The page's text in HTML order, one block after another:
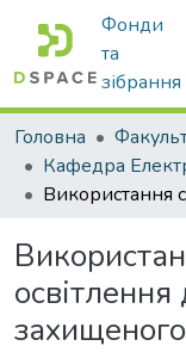
Фонди
та
зібрання
Головна